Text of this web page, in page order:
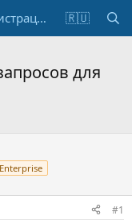
Регистрация 🇷🇺
для
#1